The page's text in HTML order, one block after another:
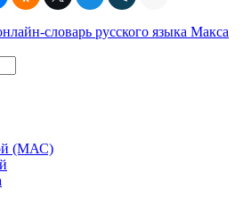
словарь русского языка Макса
(МАС)